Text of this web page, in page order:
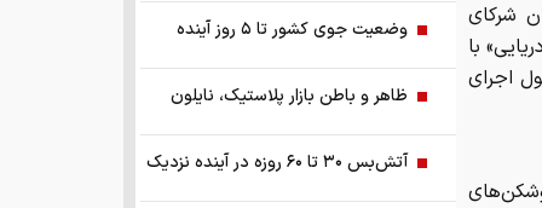
شرکای
با
اجرای
وضعیت جوی کشور تا ۵ روز آینده
ظاهر و باطن بازار پلاستیک، نایلون
آتش‌بس ۳۰ تا ۶۰ روزه در آینده نزدیک